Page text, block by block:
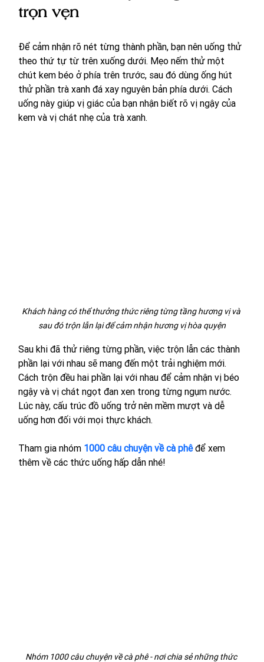
trọn vẹn
Để cảm nhận rõ nét từng thành phần, bạn nên uống thử
theo thứ tự từ trên xuống dưới. Mẹo nếm thử một
chút kem béo ở phía trên trước, sau đó dùng ống hút
thử phần trà xanh đá xay nguyên bản phía dưới. Cách
uống này giúp vị giác của bạn nhận biết rõ vị ngậy của
kem và vị chát nhẹ của trà xanh.
Khách hàng có thể thưởng thức riêng từng tầng hương vị và
sau đó trộn lẫn lại để cảm nhận hương vị hòa quyện
Sau khi đã thử riêng từng phần, việc trộn lẫn các thành
phần lại với nhau sẽ mang đến một trải nghiệm mới.
Cách trộn đều hai phần lại với nhau để cảm nhận vị béo
ngậy và vị chát ngọt đan xen trong từng ngụm nước.
Lúc này, cấu trúc đồ uống trở nên mềm mượt và dễ
uống hơn đối với mọi thực khách.
Tham gia nhóm 1000 câu chuyện về cà phê để xem
thêm về các thức uống hấp dẫn nhé!
Nhóm 1000 câu chuyện về cà phê - nơi chia sẻ những thức